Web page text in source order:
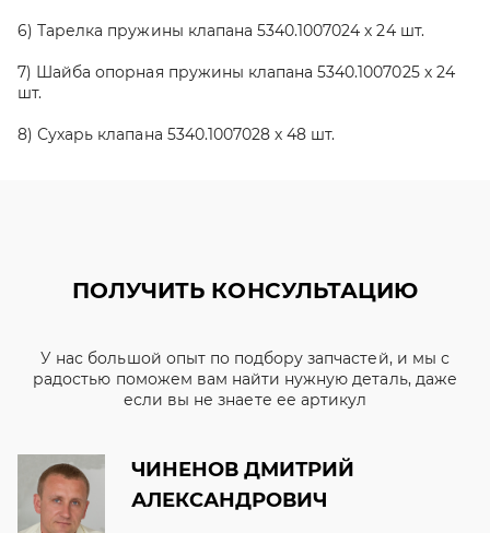
6) Тарелка пружины клапана 5340.1007024 х 24 шт.
7) Шайба опорная пружины клапана 5340.1007025 х 24
шт.
8) Сухарь клапана 5340.1007028 х 48 шт.
ПОЛУЧИТЬ КОНСУЛЬТАЦИЮ
У нас большой опыт по подбору запчастей, и мы с
радостью поможем вам найти нужную деталь, даже
если вы не знаете ее артикул
ЧИНЕНОВ ДМИТРИЙ
АЛЕКСАНДРОВИЧ